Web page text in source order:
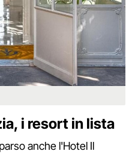
i resort in lista
anche l'Hotel Il